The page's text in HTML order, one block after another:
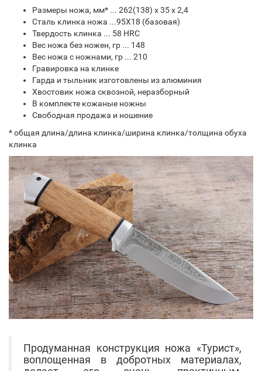
Размеры ножа, мм* ... 262(138) х 35 х 2,4
Сталь клинка ножа ...95Х18 (базовая)
Твердость клинка ... 58 HRC
Вес ножа без ножен, гр ... 148
Вес ножа с ножнами, гр ... 210
Гравировка на клинке
Гарда и тыльник изготовлены из алюминия
Хвостовик ножа сквозной, неразборный
В комплекте кожаные ножны
Свободная продажа и ношение
* общая длина/длина клинка/ширина клинка/толщина обуха
клинка
Продуманная конструкция ножа «Турист»,
воплощенная в добротных материалах,